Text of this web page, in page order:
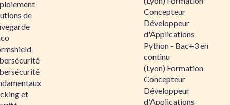
de
et
Concepteur
Développeur
d'Applications
Python - Bac+3 en
continu
(Lyon) Formation
Concepteur
Développeur
d'Applications